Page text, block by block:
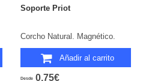
Soporte Priot
Corcho Natural. Magnético.
Añadir al carrito
Desde 0,75€